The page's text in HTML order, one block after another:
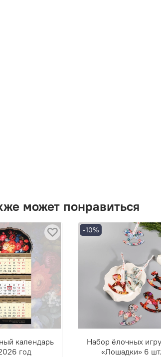
может понравиться
календарь
год
-10%
Набор ёлочных
«Лошадки» 6 шт.